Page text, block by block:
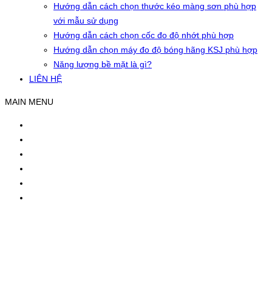
Hướng dẫn cách chọn thước kéo màng sơn phù hợp
với mẫu sử dụng
Hướng dẫn cách chọn cốc đo độ nhớt phù hợp
Hướng dẫn chọn máy đo độ bóng hãng KSJ phù hợp
Năng lượng bề mặt là gì?
LIÊN HỆ
MAIN MENU